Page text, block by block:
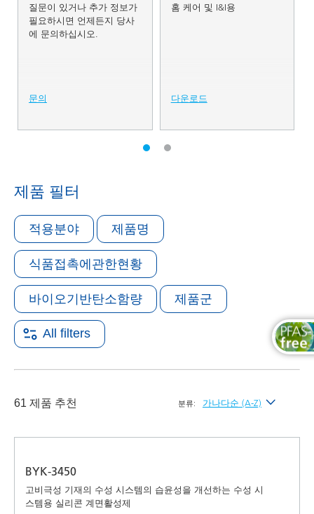
질문이 있거나 추가 정보가
필요하시면 언제든지 당사
에 문의하십시오.
문의
홈 케어 및 I&I용
다운로드
제품 필터
적용분야 제품명
식품접촉에관한현황
바이오기반탄소함량 제품군
All filters
61 제품 추천 분류: 가나다순 (A-Z)
BYK-3450
고비극성 기재의 수성 시스템의 습윤성을 개선하는 수성 시
스템용 실리콘 계면활성제